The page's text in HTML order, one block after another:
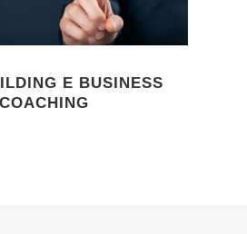
E BUSINESS
COACHING